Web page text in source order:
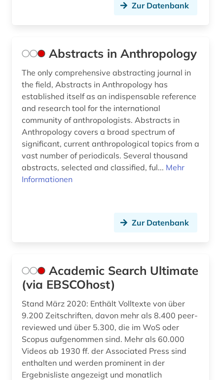
bildstock (2)
bildung (3)
biografie (2)
biographie (2)
biologie (1)
biologische anthropologie (1)
biowissenschaften (1)
braunschweig (1)
briefsammlung (2)
britische geschichte (1)
buchwissenschaft (1)
buddhismus (1)
Palaestina (1)
Polen (1)
Portugal (2)
Rheinland-Pfalz (1)
Roemisches Reich (3)
Rumänien (3)
Sachsen (2)
Sachsen-Anhalt (1)
Schleswig-Holstein (1)
Schweden (31)
Schweiz (2)
Serbien (3)
Skandinavien (3)
Zur Datenbank
Abstracts in Anthropology
The only comprehensive abstracting journal in
the field, Abstracts in Anthropology has
established itself as an indispensable reference
and research tool for the international
community of anthropologists. Abstracts in
Anthropology covers a broad spectrum of
significant, current anthropological topics from a
vast number of periodicals. Several thousand
abstracts, selected and classified, ful... Mehr
Informationen
Zur Datenbank
Academic Search Ultimate
(via EBSCOhost)
Stand März 2020: Enthält Volltexte von über
9.200 Zeitschriften, davon mehr als 8.400 peer-
reviewed und über 5.300, die im WoS oder
Scopus aufgenommen sind. Mehr als 60.000
Videos ab 1930 ff. der Associated Press sind
enthalten und werden prominent in der
Ergebnisliste angezeigt und monatlich